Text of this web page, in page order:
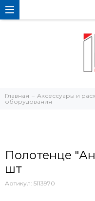
Главная Аксессуары и
оборудования
Полотенце
шт
Артикул: 5113970